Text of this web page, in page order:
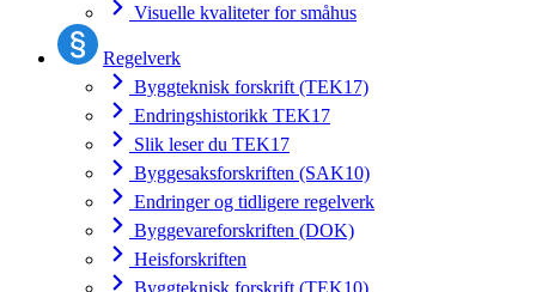
Visuelle kvaliteter for småhus
Regelverk
Byggteknisk forskrift (TEK17)
Endringshistorikk TEK17
Slik leser du TEK17
Byggesaksforskriften (SAK10)
Endringer og tidligere regelverk
Byggevareforskriften (DOK)
Heisforskriften
Byggteknisk forskrift (TEK10)